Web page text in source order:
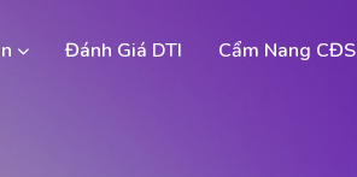
Đánh Giá DTI Cẩm Nang CĐS